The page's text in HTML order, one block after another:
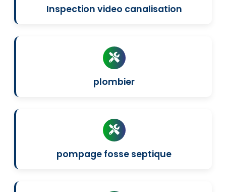
Inspection video canalisation
plombier
pompage fosse septique